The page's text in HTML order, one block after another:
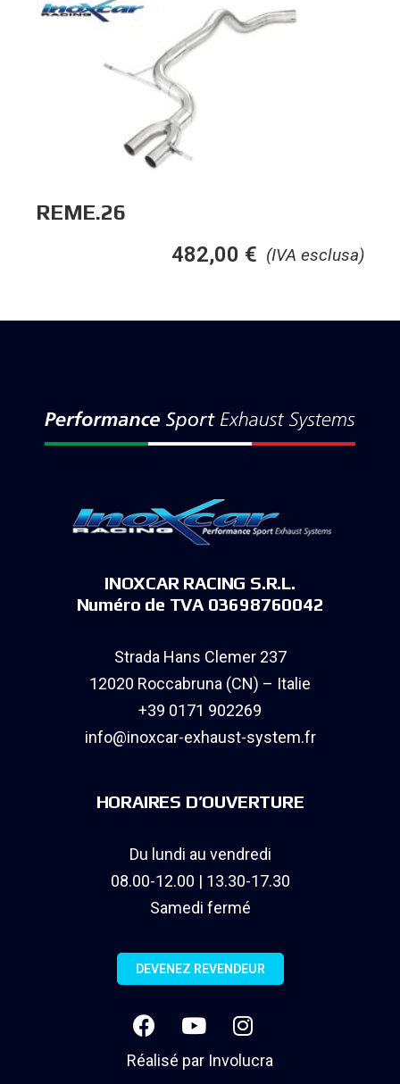
REME.26
(IVA esclusa)
482,00 €
INOXCAR RACING S.R.L.
Numéro de TVA 03698760042
Strada Hans Clemer 237
12020 Roccabruna (CN) – Italie
+39 0171 902269
info@inoxcar-exhaust-system.fr
HORAIRES D’OUVERTURE
Du lundi au vendredi
08.00-12.00 | 13.30-17.30
Samedi fermé
DEVENEZ REVENDEUR
Réalisé par Involucra